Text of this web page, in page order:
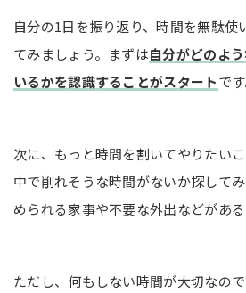
自分の1日を振り返り、時間を無駄使
てみましょう。まずは自分がどのよ
いるかを認識することがスタートです
次に、もっと時間を割いてやりたい
中で削れそうな時間がないか探して
められる家事や不要な外出などがある
ただし、何もしない時間が大切なの